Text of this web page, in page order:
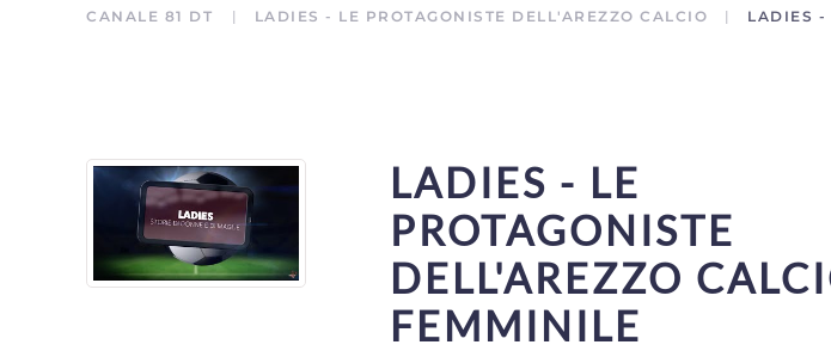
CANALE 81 DT LADIES - LE PROTAGONISTE DELL'AREZZO CALCIO LADIES -
LADIES - LE
PROTAGONISTE
DELL'AREZZO
FEMMINILE